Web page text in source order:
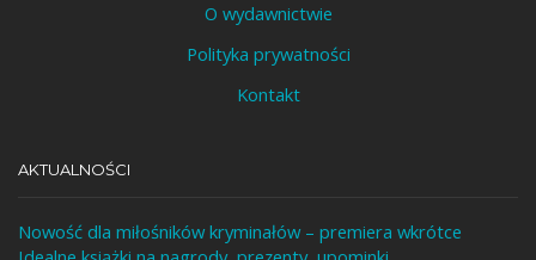
O wydawnictwie
Polityka prywatności
Kontakt
AKTUALNOŚCI
Nowość dla miłośników kryminałów – premiera wkrótce